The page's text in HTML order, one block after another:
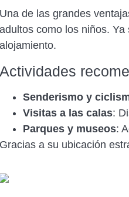
Una de las grandes
adultos como los niños.
alojamiento.
Actividades
Senderismo y
Visitas a las calas:
Parques y museos:
Gracias a su ubicación